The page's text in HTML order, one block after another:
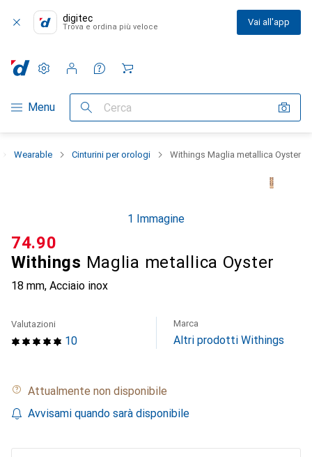
digitec
Trova e ordina più veloce Vai all'app
Categoria Navigazione
Menu Cerca
Impostazioni
Conto cliente
Liste di confronto
Liste dei desideri
Carrello
Wearable Cinturini per orologi Withings Maglia metallica Oyster
1 Immagine
Withings Maglia metallica Oyster
18 mm, Acciaio inox
CHF
74.90
10
Valutazioni Marca
Altri prodotti Withings
Attualmente non disponibile
Avvisami quando sarà disponibile